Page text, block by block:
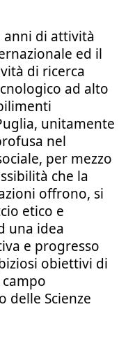
anni di attività
ed il
di ricerca
ad alto
unitamente
nel
per mezzo
che la
offrono, si
etico e
una idea
e progresso
obiettivi di
delle Scienze